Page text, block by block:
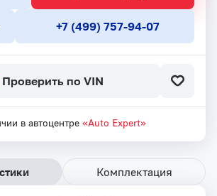
+7 (499) 757-94-07
Проверить по VIN
в автоцентре «Auto Expert»
Комплектация